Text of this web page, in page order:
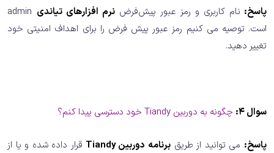
پاسخ: نام کاربری و رمز عبور پیش‌فرض نرم افزارهای تیاندی admin
است. توصیه می کنیم رمز عبور پیش فرض را برای اهداف امنیتی خود
تغییر دهید.
سوال 4: چگونه به دوربین Tiandy خود دسترسی پیدا کنم؟
پاسخ: می توانید از طریقبرنامه دوربین Tiandy
قرار داده شده و یا از